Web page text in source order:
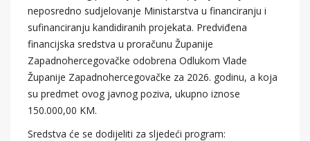
neposredno sudjelovanje Ministarstva u financiranju i
sufinanciranju kandidiranih projekata. Predviđena
financijska sredstva u proračunu Županije
Zapadnohercegovačke odobrena Odlukom Vlade
Županije Zapadnohercegovačke za 2026. godinu, a koja
su predmet ovog javnog poziva, ukupno iznose
150.000,00 KM.
Sredstva će se dodijeliti za sljedeći program: